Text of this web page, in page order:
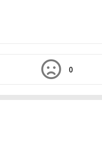
0